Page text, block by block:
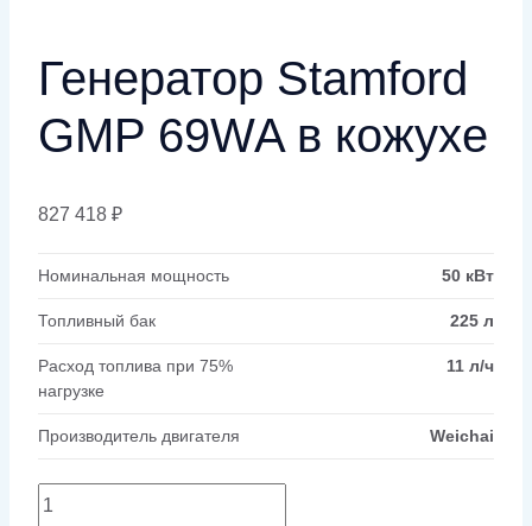
Генератор Stamford
GMP 69WA в кожухе
827 418 ₽
Номинальная мощность 50 кВт
Топливный бак 225 л
Расход топлива при 75%
нагрузке
11 л/ч
Производитель двигателя Weichai
Количество